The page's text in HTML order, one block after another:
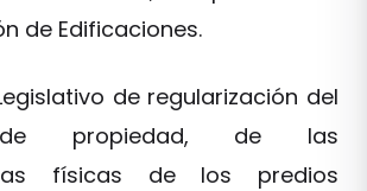
de Edificaciones.
de regularización del
propiedad, de las
físicas de los predios